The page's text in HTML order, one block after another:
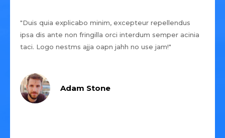
"Duis quia explicabo minim, excepteur repellendus
ipsa dis ante non fringilla orci interdum semper acinia
taci. Logo nestms ajja oapn jahh no use jam!"
Adam Stone